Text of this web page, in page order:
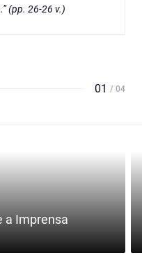
(pp. 26-26 v.)
01 / 04
a Imprensa